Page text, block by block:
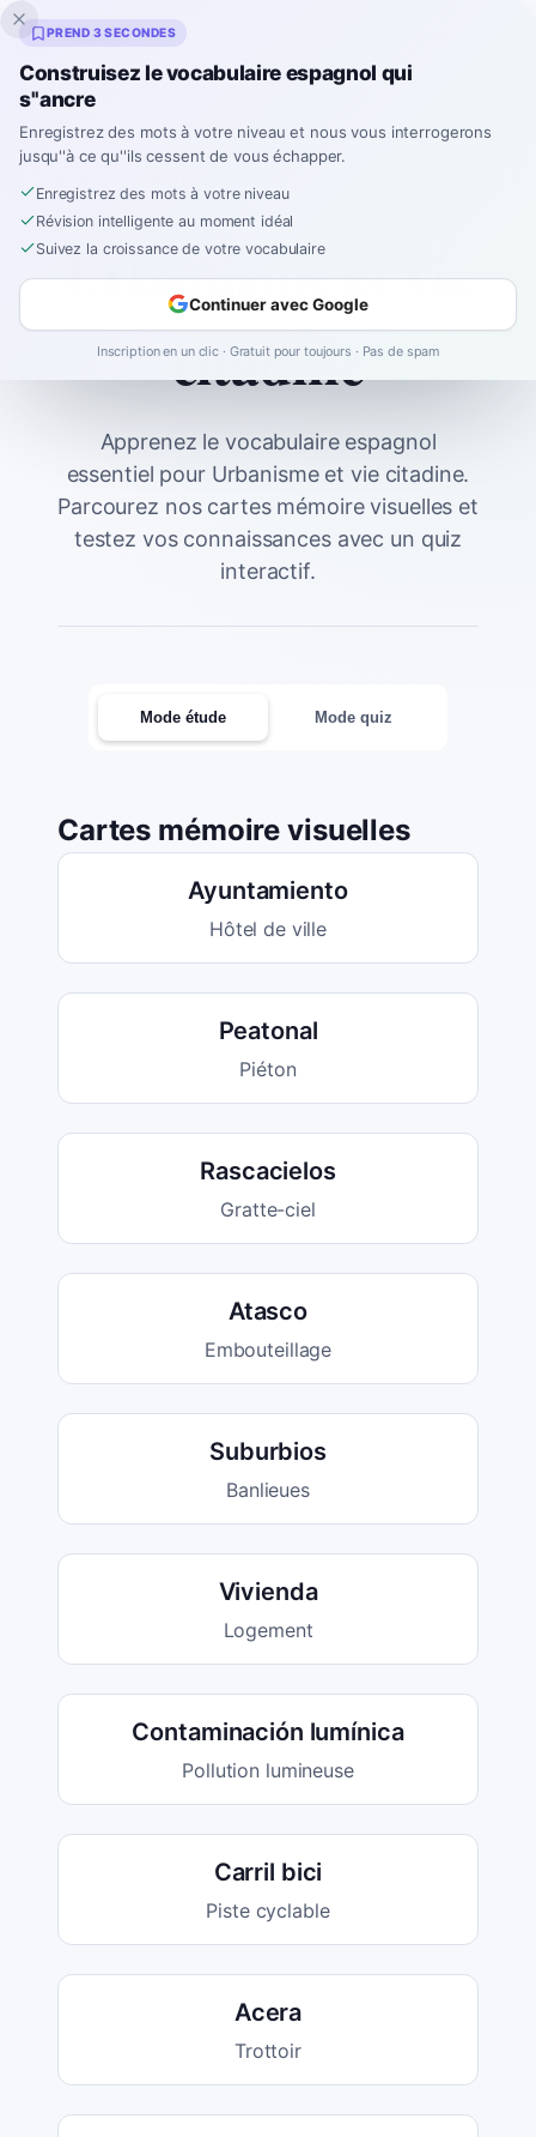
Inklingo
Accueil Spanish Vocabulary
Urbanisme et vie
citadine
Apprenez le vocabulaire espagnol
essentiel pour Urbanisme et vie citadine.
Parcourez nos cartes mémoire visuelles et
testez vos connaissances avec un quiz
interactif.
Mode étude Mode quiz
Cartes mémoire visuelles
Ayuntamiento
Hôtel de ville
Peatonal
Piéton
Rascacielos
Gratte-ciel
Atasco
Embouteillage
Suburbios
Banlieues
Vivienda
Logement
Contaminación lumínica
Pollution lumineuse
Carril bici
Piste cyclable
Acera
Trottoir
PREND 3 SECONDES
Construisez le vocabulaire espagnol qui
s''ancre
Enregistrez des mots à votre niveau et nous vous interrogerons
jusqu''à ce qu''ils cessent de vous échapper.
Enregistrez des mots à votre niveau
Révision intelligente au moment idéal
Suivez la croissance de votre vocabulaire
Continuer avec Google
Inscription en un clic · Gratuit pour toujours · Pas de spam